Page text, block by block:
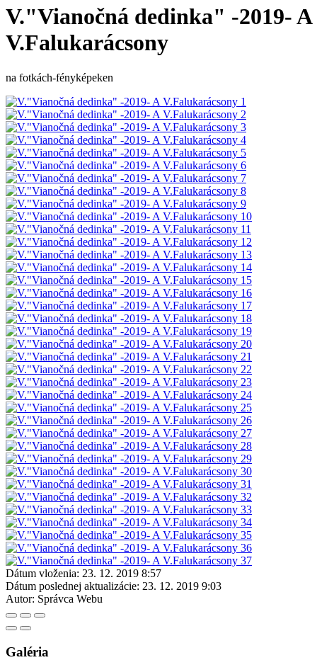
V."Vianočná dedinka" -2019- A
V.Falukarácsony
na fotkách-fényképeken
Dátum vloženia: 23. 12. 2019 8:57
Dátum poslednej aktualizácie: 23. 12. 2019 9:03
Autor: Správca Webu
Galéria